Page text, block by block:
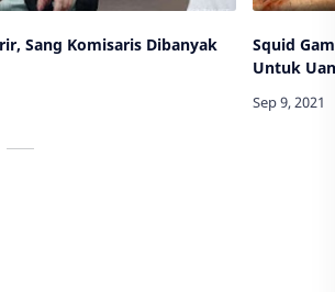
Sang Komisaris Dibanyak
Squid
Untuk